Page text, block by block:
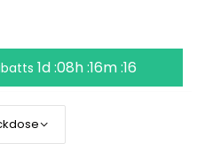
1d :08h :16m :16